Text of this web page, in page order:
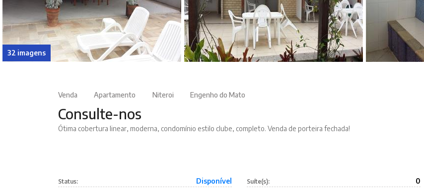
32 imagens
Venda Apartamento Niteroi Engenho do Mato
Consulte-nos
Ótima cobertura linear, moderna, condomínio estilo clube, completo. Venda de porteira fechada!
Status: Disponível Suíte(s): 0